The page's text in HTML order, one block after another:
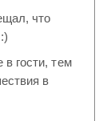
что
гости, тем
в